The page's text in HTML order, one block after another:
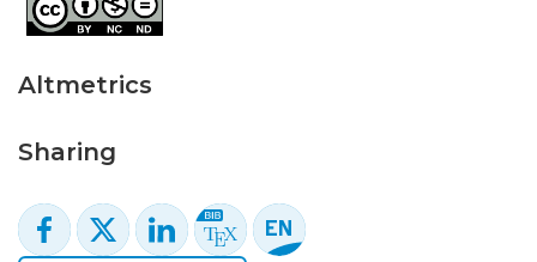
Altmetrics
Sharing